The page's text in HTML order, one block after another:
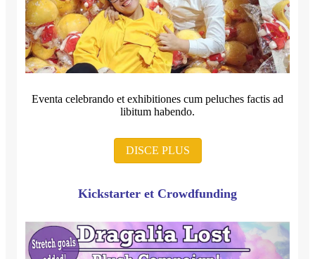
Eventa celebrando et exhibitiones cum peluches factis ad
libitum habendo.
DISCE PLUS
Kickstarter et Crowdfunding